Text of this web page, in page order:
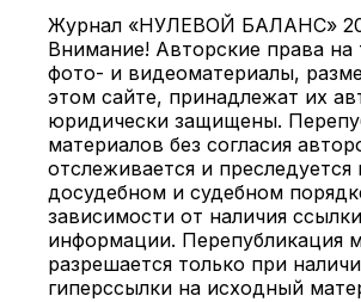
Журнал «НУЛЕВОЙ БАЛАНС»
Внимание! Авторские права на
фото- и видеоматериалы,
этом сайте, принадлежат их
юридически защищены.
материалов без согласия
отслеживается и преследуется
досудебном и судебном
зависимости от наличия
информации. Перепубликация
разрешается только при
гиперссылки на исходный